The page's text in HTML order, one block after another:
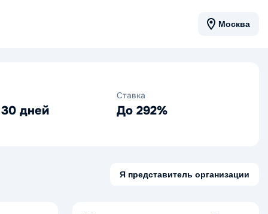
Москва
дней
Ставка
До 292%
Я представитель организации